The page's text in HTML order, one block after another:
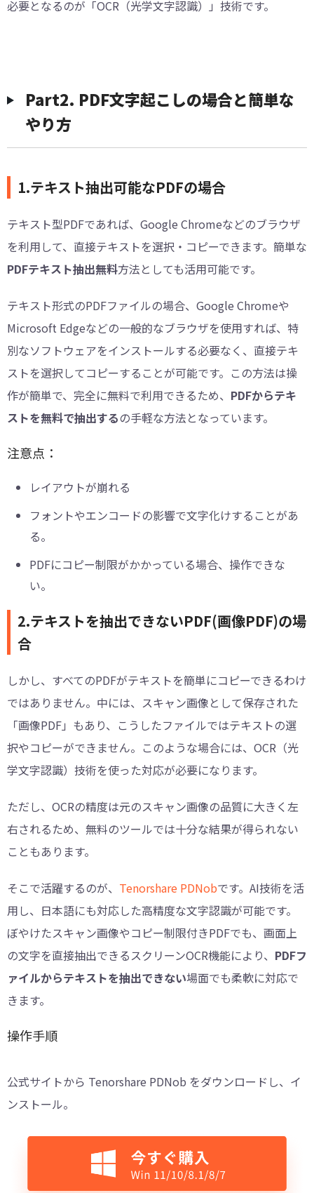
必要となるのが「OCR（光学文字認識）」技術です。
︎Part2. PDF文字起こしの場合と簡単な
やり方
1.テキスト抽出可能なPDFの場合
テキスト型PDFであれば、Google Chromeなどのブラウザ
を利用して、直接テキストを選択・コピーできます。簡単な
PDFテキスト抽出無料方法としても活用可能です。
テキスト形式のPDFファイルの場合、Google Chromeや
Microsoft Edgeなどの一般的なブラウザを使用すれば、特
別なソフトウェアをインストールする必要なく、直接テキ
ストを選択してコピーすることが可能です。この方法は操
作が簡単で、完全に無料で利用できるため、 PDFからテキ
ストを無料で抽出するの手軽な方法となっています。
注意点：
レイアウトが崩れる
フォントやエンコードの影響で文字化けすることがあ
る。
PDFにコピー制限がかかっている場合、操作できな
い。
2.テキストを抽出できないPDF(画像PDF)の場
合
しかし、すべてのPDFがテキストを簡単にコピーできるわけ
ではありません。中には、スキャン画像として保存された
「画像PDF」もあり、こうしたファイルではテキストの選
択やコピーができません。このような場合には、OCR（光
学文字認識）技術を使った対応が必要になります。
ただし、OCRの精度は元のスキャン画像の品質に大きく左
右されるため、無料のツールでは十分な結果が得られない
こともあります。
そこで活躍するのが、 Tenorshare PDNobです。AI技術を活
用し、日本語にも対応した高精度な文字認識が可能です。
ぼやけたスキャン画像やコピー制限付きPDFでも、画面上
の文字を直接抽出できるスクリーンOCR機能により、 PDFフ
ァイルからテキストを抽出できない場面でも柔軟に対応で
きます。
操作手順
公式サイトから Tenorshare PDNob をダウンロードし、イ
ンストール。